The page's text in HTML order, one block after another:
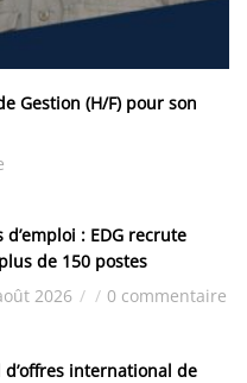
Gestion (H/F) pour son
d’emploi : EDG recrute
de 150 postes
2026 / / 0 commentaire
d’offres international de